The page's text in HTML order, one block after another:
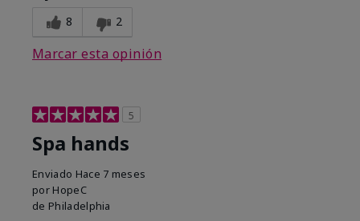
8 2
Marcar esta opinión
5
Spa hands
Enviado Hace 7 meses
por HopeC
de Philadelphia